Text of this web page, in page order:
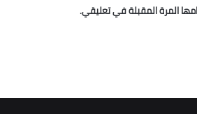
المرة المقبلة في تعليقي.